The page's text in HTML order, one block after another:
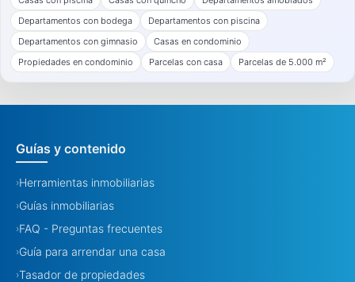
Departamentos con bodega
Departamentos con piscina
Departamentos con gimnasio
Casas en condominio
Propiedades en condominio
Parcelas con casa Parcelas de 5.000 m²
Guías y contenido
›Herramientas inmobiliarias
›Guías inmobiliarias
›FAQ - Preguntas frecuentes
›Guía para arrendar una casa
›Tasador de propiedades